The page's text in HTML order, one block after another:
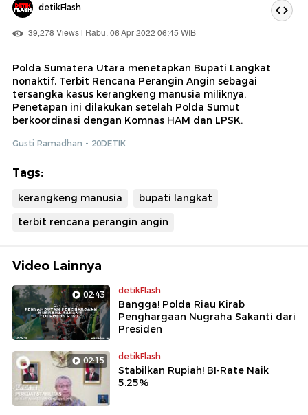
detikFlash
39,278 Views | Rabu, 06 Apr 2022 06:45 WIB
Polda Sumatera Utara menetapkan Bupati Langkat
nonaktif, Terbit Rencana Perangin Angin sebagai
tersangka kasus kerangkeng manusia miliknya.
Penetapan ini dilakukan setelah Polda Sumut
berkoordinasi dengan Komnas HAM dan LPSK.
Gusti Ramadhan - 20DETIK
Tags:
kerangkeng manusia
bupati langkat
terbit rencana perangin angin
Video Lainnya
02:43 detikFlash
Bangga! Polda Riau Kirab
Penghargaan Nugraha Sakanti dari
Presiden
02:15 detikFlash
Stabilkan Rupiah! BI-Rate Naik
5.25%